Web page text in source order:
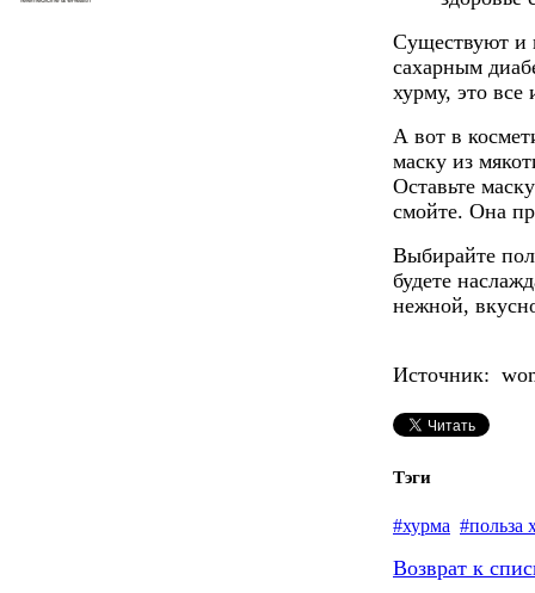
Существуют и
сахарным
хурму, это все
А вот в
маску из
Оставьте
смойте. Она
Выбирайте
будете
нежной,
Источник:
Тэги
#хурма #польза
Возврат к